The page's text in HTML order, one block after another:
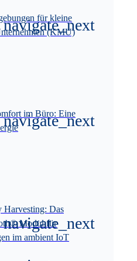
für kleine
(KMU)
im Büro: Eine
Harvesting: Das
Modul für
im ambient IoT